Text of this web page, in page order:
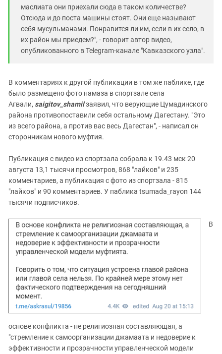
маслиата они приехали сюда в таком количестве?
Отсюда и до поста машины стоят. Они еще называют
себя мусульманами. Понравится ли им, если в их село, в
их район мы приедем?", - говорит автор видео,
опубликованного в Telegram-канале "Кавказского узла".
В комментариях к другой публикации в том же паблике, где
было размещено фото намаза в спортзале села
Агвали, saigitov_shamilзаявил, что верующие Цумадинского
района противопоставили себя остальному Дагестану. "Это
из всего района, а против вас весь Дагестан", - написал он
сторонникам нового муфтия.
Публикация с видео из спортзала собрала к 19.43 мск 20
августа 13,1 тысячи просмотров, 868 "лайков" и 235
комментариев, а публикация с фото из спортзала - 815
"лайков" и 90 комментариев. У паблика tsumada_rayon 144
тысячи подписчиков.
В
основе конфликта - не религиозная составляющая, а
"стремление к самоорганизации джамаата и недоверие к
эффективности и прозрачности управленческой модели